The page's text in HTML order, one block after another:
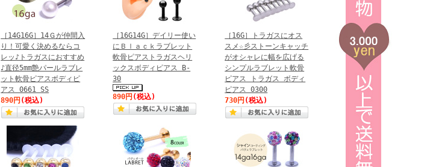
［14G16G］14Ｇが仲間入
り！可愛く決めるならコ
レッ♪トラガスにおすすめ
♪直径5mm艶パールラブレ
ット軟骨ピアスボディピ
アス 0661 SS
890円 (税込)
［16G14G］デイリー使い
にＢｌａｃｋラブレット
軟骨ピアストラガスヘリ
ックスボディピアス B-
30
890円 (税込)
［16G］トラガスにオス
スメ☆彡ストーンキャッチ
がオシャレに幅を広げる
シンプルラブレット軟骨
ピアス トラガス ボディ
ピアス 0300
730円 (税込)